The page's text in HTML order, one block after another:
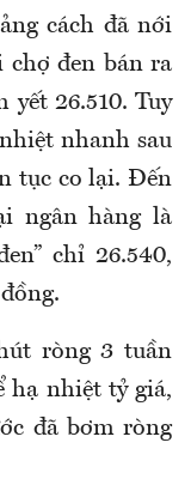
cách đã nới
đen bán ra
yết 26.510. Tuy
nhanh sau
tục co lại. Đến
ngân hàng là
chỉ 26.540,
ròng 3 tuần
hạ nhiệt tỷ giá,
đã bơm ròng